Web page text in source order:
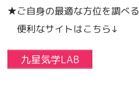
★ご自身の最適な方位を調べる
便利なサイトはこちら↓
九星気学LAB